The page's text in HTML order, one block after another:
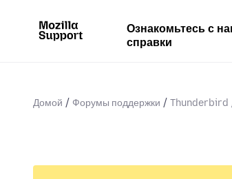
Ознакомьтесь с
справки
Домой Форумы поддержки Thunderbird